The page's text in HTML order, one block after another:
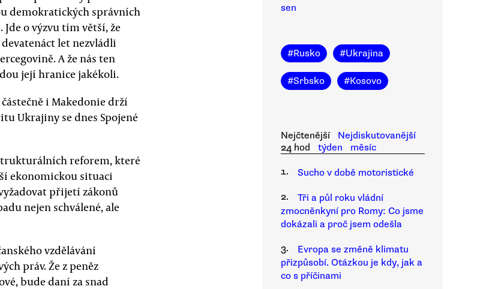
demokratických správních
o výzvu tím větší, že
let nezvládli
A že nás ten
její hranice jakékoli.
i Makedonie drží
Ukrajiny se dnes Spojené
reforem, které
ekonomickou situaci
přijetí zákonů
nejen schválené, ale
vzdělávání
práv. Že z peněz
bude daní za snad
sen
#Rusko #Ukrajina
#Srbsko #Kosovo
Nejčtenější
Nejdiskutovanější
24 hod
týden
měsíc
1.
Sucho v době motoristické
2.
Tři a půl roku vládní
zmocněnkyní pro Romy: Co jsme
dokázali a proč jsem odešla
3.
Evropa se změně klimatu
přizpůsobí. Otázkou je kdy, jak a
co s příčinami